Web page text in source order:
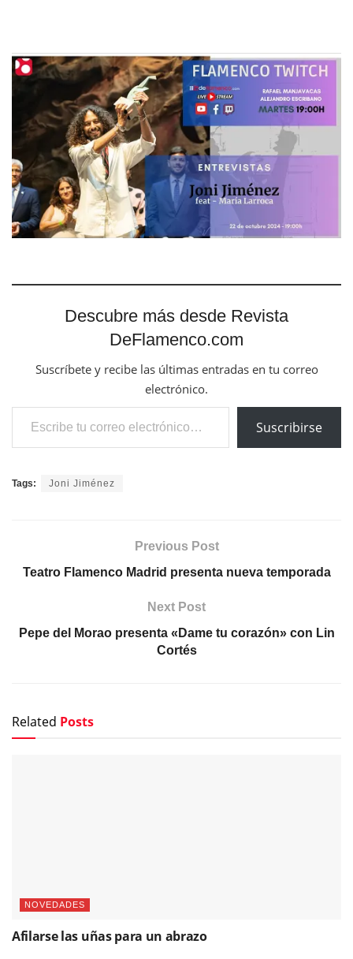
Descubre más desde Revista
DeFlamenco.com
Suscríbete y recibe las últimas entradas en tu correo
electrónico.
Escribe tu correo electrónico…
Suscribirse
Tags: Joni Jiménez
Previous Post
Teatro Flamenco Madrid presenta nueva temporada
Next Post
Pepe del Morao presenta «Dame tu corazón» con Lin
Cortés
Related Posts
NOVEDADES
Afilarse las uñas para un abrazo